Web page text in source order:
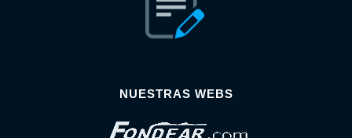
NUESTRAS WEBS